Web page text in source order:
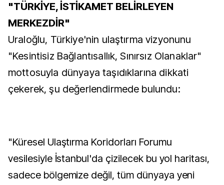
"TÜRKİYE, İSTİKAMET BELİRLEYEN
MERKEZDİR"
Uraloğlu, Türkiye'nin ulaştırma vizyonunu
"Kesintisiz Bağlantısallık, Sınırsız Olanaklar"
mottosuyla dünyaya taşıdıklarına dikkati
çekerek, şu değerlendirmede bulundu:
"Küresel Ulaştırma Koridorları Forumu
vesilesiyle İstanbul'da çizilecek bu yol haritası,
sadece bölgemize değil, tüm dünyaya yeni